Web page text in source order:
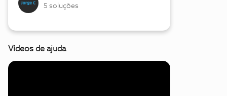
5 soluções
Vídeos de ajuda